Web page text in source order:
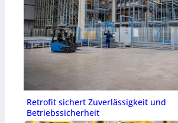
Retrofit sichert Zuverlässigkeit und
Betriebssicherheit